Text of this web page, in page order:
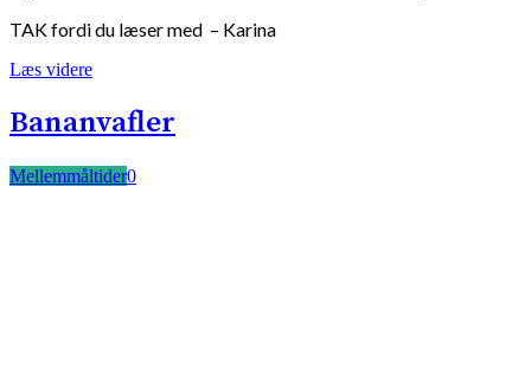
TAK fordi du læser med – Karina
Læs videre
Bananvafler
Mellemmåltider0